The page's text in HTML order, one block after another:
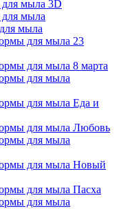
мыла 3D
мыла
мыла
для мыла 23
для мыла 8 марта
для мыла
для мыла Еда и
для мыла Любовь
для мыла
для мыла Новый
для мыла Пасха
для мыла